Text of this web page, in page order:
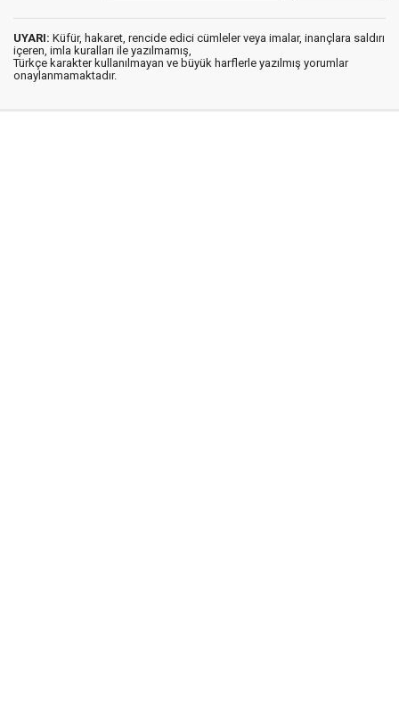
UYARI: Küfür, hakaret, rencide edici cümleler veya imalar, inançlara saldırı
içeren, imla kuralları ile yazılmamış,
Türkçe karakter kullanılmayan ve büyük harflerle yazılmış yorumlar
onaylanmamaktadır.